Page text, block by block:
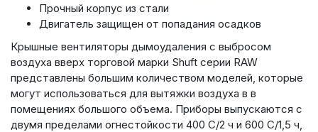
Прочный корпус из стали
Двигатель защищен от попадания осадков
Крышные вентиляторы дымоудаления с выбросом
воздуха вверх торговой марки Shuft серии RAW
представлены большим количеством моделей, которые
могут использоваться для вытяжки воздуха в в
помещениях большого объема. Приборы выпускаются с
двумя пределами огнестойкости 400 С/2 ч и 600 С/1,5 ч,